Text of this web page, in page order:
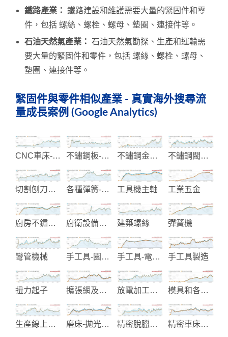
鐵路產業： 鐵路建設和維護需要大量的緊固件和零
件，包括 螺絲、螺栓、螺母、墊圈、連接件等。
石油天然氣產業： 石油天然氣勘探、生產和運輸需
要大量的緊固件和零件，包括 螺絲、螺栓、螺母、
墊圈、連接件等。
緊固件與零件相似產業 - 真實海外搜尋流
量成長案例 (Google Analytics)
CNC車床-銑床加工機械 不鏽鋼板-鋼捲-鋼帶 不鏽鋼金屬欄杆圓管配件 不鏽鋼閥和管配件
切割刨刀具製造 各種彈簧-彈片製造 工具機主軸 工業五金
廚房不鏽鋼龍頭製造 廚衛設備製造 建築螺絲 彈簧機
彎管機械 手工具-園藝用鋸子 手工具-電動工具-木工機械 手工具製造
扭力起子 擴張網及花紋止滑踏板 放電加工機械 模具和各類五金沖壓件製造
生產線上用之組裝工具 磨床-拋光-拉床自動化加工設備 精密脫臘鑄造製造 精密車床機器